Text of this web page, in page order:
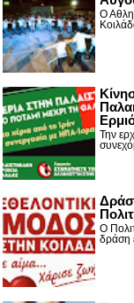
Ο
Την
Ο
δράση